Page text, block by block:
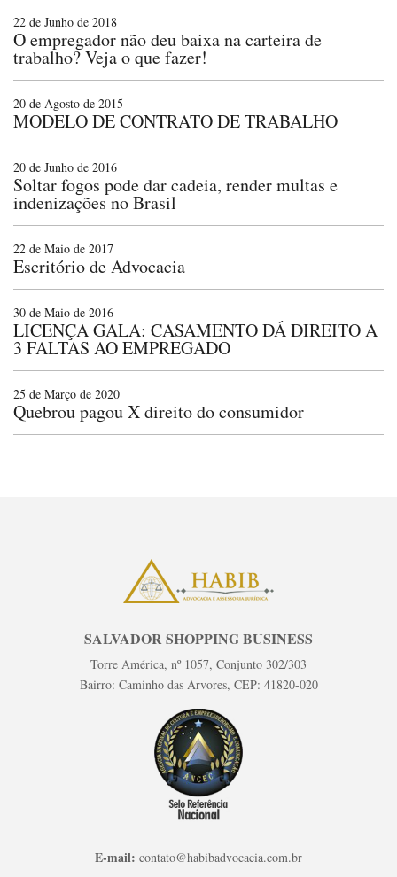
22 de Junho de 2018
O empregador não deu baixa na carteira de
trabalho? Veja o que fazer!
20 de Agosto de 2015
MODELO DE CONTRATO DE TRABALHO
20 de Junho de 2016
Soltar fogos pode dar cadeia, render multas e
indenizações no Brasil
22 de Maio de 2017
Escritório de Advocacia
30 de Maio de 2016
LICENÇA GALA: CASAMENTO DÁ DIREITO A
3 FALTAS AO EMPREGADO
25 de Março de 2020
Quebrou pagou X direito do consumidor
SALVADOR SHOPPING BUSINESS
Torre América, nº 1057, Conjunto 302/303
Bairro: Caminho das Árvores, CEP: 41820-020
E-mail: contato@habibadvocacia.com.br